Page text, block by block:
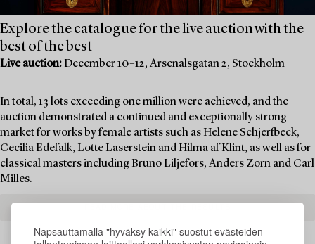
Napsauttamalla "hyväksy kaikki" suostut evästeiden
Explore the catalogue for the live auction with the
best of the best
Live auction: December 10–12, Arsenalsgatan 2, Stockholm
In total, 13 lots exceeding one million were achieved, and the
auction demonstrated a continued and exceptionally strong
market for works by female artists such as Helene Schjerfbeck,
Cecilia Edefalk, Lotte Laserstein and Hilma af Klint, as well as for
classical masters including Bruno Liljefors, Anders Zorn and Carl
Milles.